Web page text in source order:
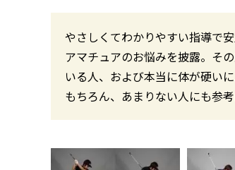
やさしくてわかりやすい指導で
アマチュアのお悩みを披露。そ
いる人、および本当に体が硬い
もちろん、あまりない人にも参